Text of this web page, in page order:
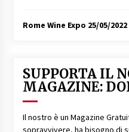
Rome Wine Expo 25/05/2022
SUPPORTA IL
MAGAZINE:
Il nostro è un Magazine
sopravvivere, ha bisogno di